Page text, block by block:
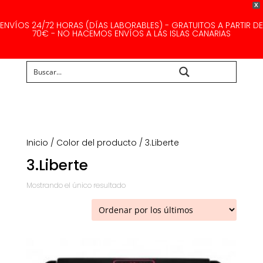
X
ENVÍOS 24/72 HORAS (DÍAS LABORABLES) - GRATUITOS A PARTIR DE
70€ - NO HACEMOS ENVÍOS A LAS ISLAS CANARIAS
Inicio / Color del producto / 3.Liberte
3.Liberte
Mostrando el único resultado